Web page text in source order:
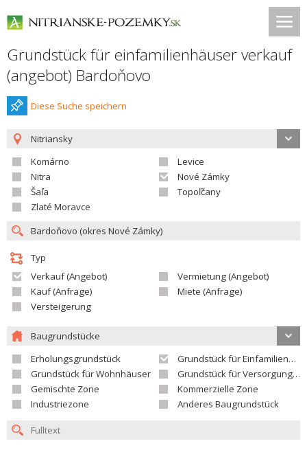
Grundstück für einfamilienhäuser verkauf
(angebot) Bardoňovo
Diese Suche speichern
Nitriansky
Komárno
Levice
Nitra
Nové Zámky
Šaľa
Topoľčany
Zlaté Moravce
Typ
Verkauf (Angebot)
Vermietung (Angebot)
Kauf (Anfrage)
Miete (Anfrage)
Versteigerung
Baugrundstücke
Erholungsgrundstück
Grundstück für Einfamilienhäuser
Grundstück für Wohnhäuser
Grundstück für Versorgungseinrichtungen
Gemischte Zone
Kommerzielle Zone
Industriezone
Anderes Baugrundstück